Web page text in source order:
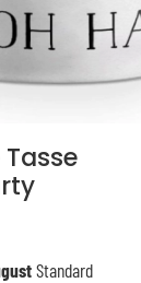
Standard